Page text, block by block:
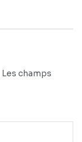
Les champs